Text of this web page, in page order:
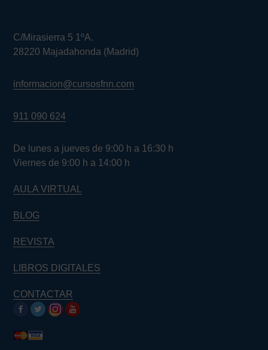
C/Mirasierra 5 1ºA.
28220 Majadahonda (Madrid)
informacion@cursosfnn.com
911 090 624
De lunes a jueves de 9:00 h a 16:30 h
Viernes de 9:00 h a 14:00 h
AULA VIRTUAL
BLOG
REVISTA
LIBROS DIGITALES
CONTACTAR